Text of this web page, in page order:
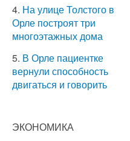
4. На улице Толстого в
Орле построят три
многоэтажных дома
5. В Орле пациентке
вернули способность
двигаться и говорить
ЭКОНОМИКА